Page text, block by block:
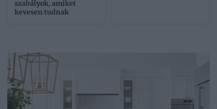
szabályok, amiket
kevesen tudnak